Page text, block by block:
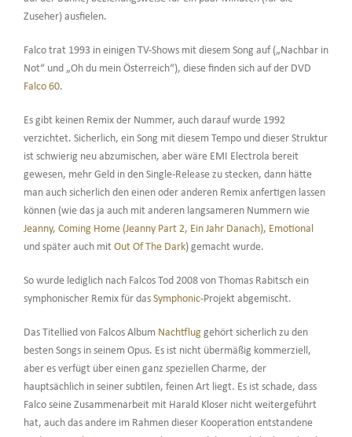
Zuseher) ausfielen.
Falco trat 1993 in einigen TV-Shows mit diesem Song auf („Nachbar in
Not“ und „Oh du mein Österreich“), diese finden sich auf der DVD
Falco 60.
Es gibt keinen Remix der Nummer, auch darauf wurde 1992
verzichtet. Sicherlich, ein Song mit diesem Tempo und dieser Struktur
ist schwierig neu abzumischen, aber wäre EMI Electrola bereit
gewesen, mehr Geld in den Single-Release zu stecken, dann hätte
man auch sicherlich den einen oder anderen Remix anfertigen lassen
können (wie das ja auch mit anderen langsameren Nummern wie
Jeanny, Coming Home (Jeanny Part 2, Ein Jahr Danach), Emotional
und später auch mit Out Of The Dark) gemacht wurde.
So wurde lediglich nach Falcos Tod 2008 von Thomas Rabitsch ein
symphonischer Remix für das Symphonic-Projekt abgemischt.
Das Titellied von Falcos Album Nachtfluggehört sicherlich zu den
besten Songs in seinem Opus. Es ist nicht übermäßig kommerziell,
aber es verfügt über einen ganz speziellen Charme, der
hauptsächlich in seiner subtilen, feinen Art liegt. Es ist schade, dass
Falco seine Zusammenarbeit mit Harald Kloser nicht weitergeführt
hat, auch das andere im Rahmen dieser Kooperation entstandene